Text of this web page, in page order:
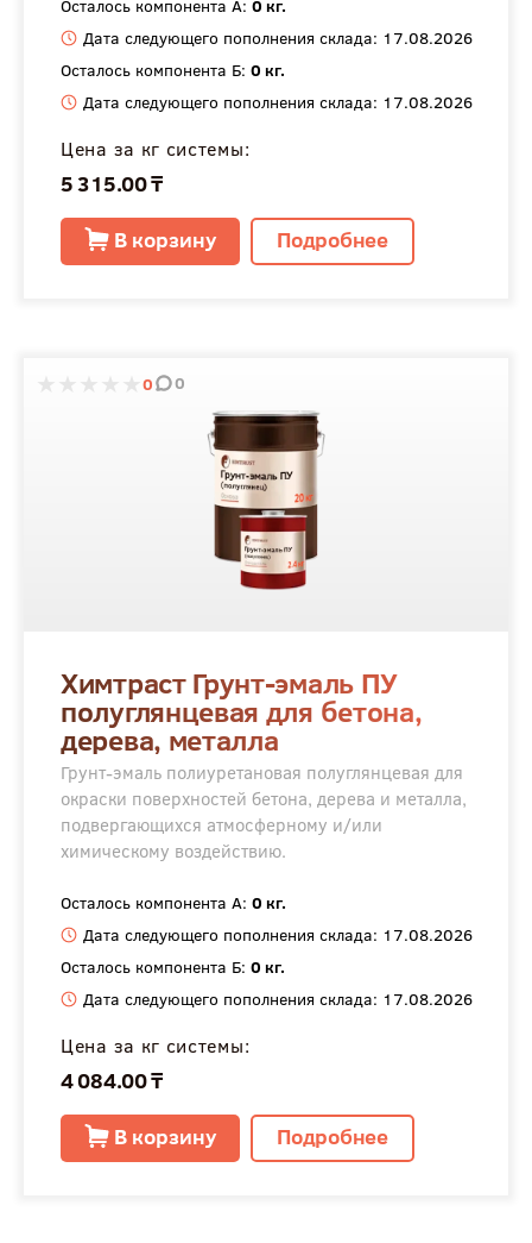
Осталось компонента А: 0 кг.
Дата следующего пополнения склада: 17.08.2026
Осталось компонента Б: 0 кг.
Дата следующего пополнения склада: 17.08.2026
Цена за кг системы:
5 315.00 ₸
В корзину
Подробнее
0 0
Химтраст Грунт-эмаль ПУ
полуглянцевая для бетона,
дерева, металла
Грунт-эмаль полиуретановая полуглянцевая для
окраски поверхностей бетона, дерева и металла,
подвергающихся атмосферному и/или
химическому воздействию.
Осталось компонента А: 0 кг.
Дата следующего пополнения склада: 17.08.2026
Осталось компонента Б: 0 кг.
Дата следующего пополнения склада: 17.08.2026
Цена за кг системы:
4 084.00 ₸
В корзину
Подробнее